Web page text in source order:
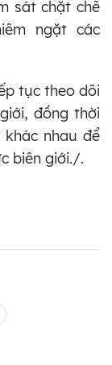
sát chặt chẽ
ngặt các
tục theo dõi
đồng thời
nhau để
biên giới./.